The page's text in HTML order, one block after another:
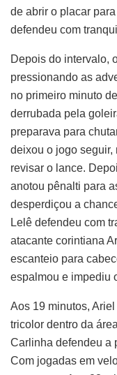
de abrir o placar
defendeu com
Depois do intervalo,
pressionando as
no primeiro minuto
derrubada pela
preparava para
deixou o jogo seguir,
revisar o lance.
anotou pênalti para
desperdiçou a
Lelê defendeu com
atacante corintiana
escanteio para
espalmou e impediu
Aos 19 minutos,
tricolor dentro da
Carlinha defendeu a
Com jogadas em